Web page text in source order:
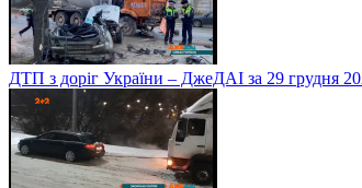
ДТП з доріг України – ДжеДАІ за 29 грудня